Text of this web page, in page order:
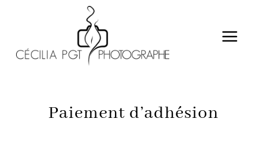
contenu
MES PRESTATIONS
Paiement d’adhésion